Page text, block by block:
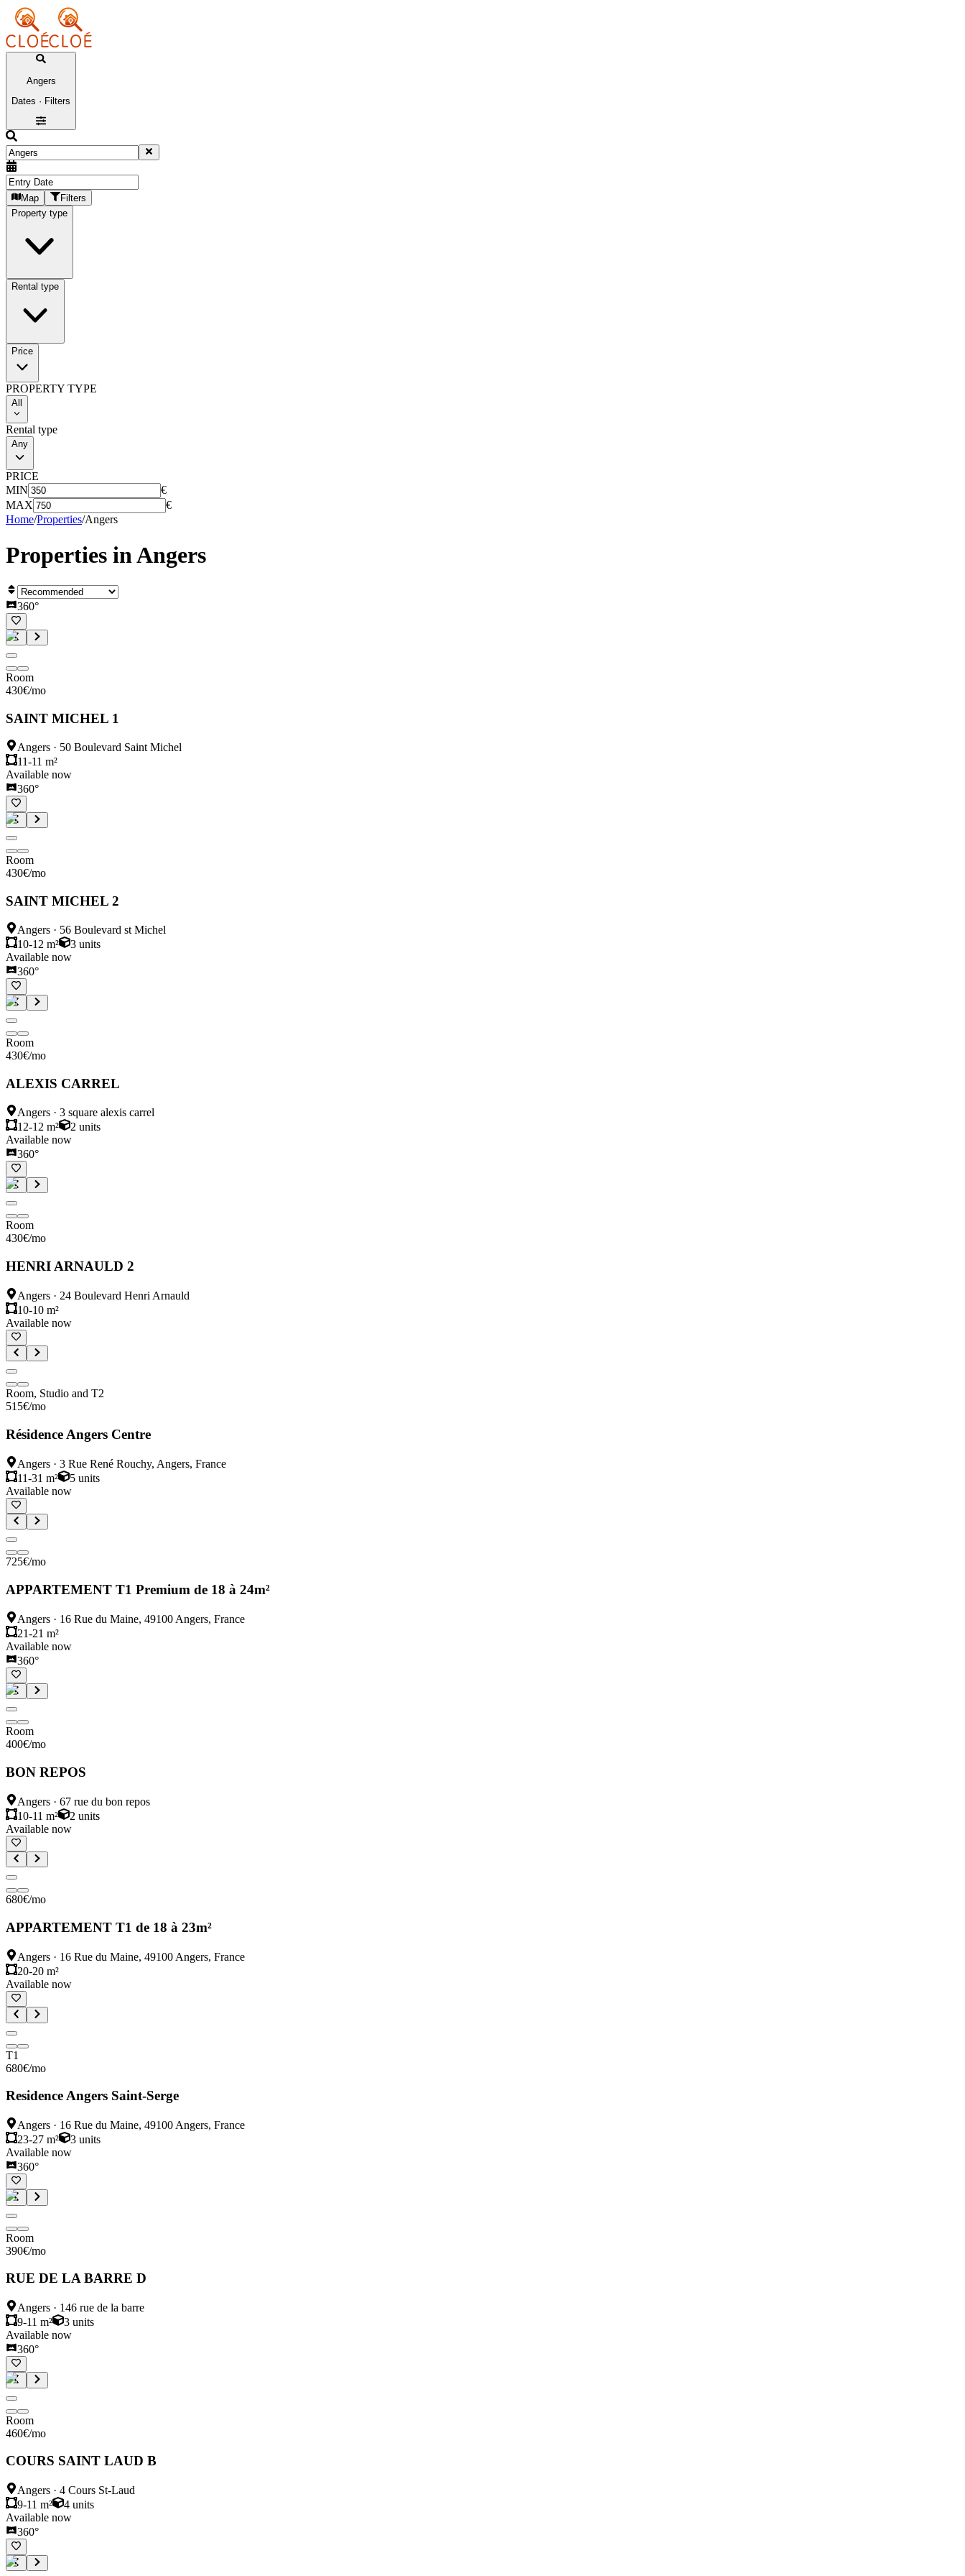
Angers
Dates · Filters
Map
Filters
Property type
Rental type
Price
PROPERTY TYPE
All
Rental type
Any
PRICE
MIN
€
MAX
€
Home/Properties/Angers
Properties inAngers
360°
Room
430€/mo
SAINT MICHEL 1
Angers · 50 Boulevard Saint Michel
11-11 m²
Available now
360°
Room
430€/mo
SAINT MICHEL 2
Angers · 56 Boulevard st Michel
10-12 m²
3 units
Available now
360°
Room
430€/mo
ALEXIS CARREL
Angers · 3 square alexis carrel
12-12 m²
2 units
Available now
360°
Room
430€/mo
HENRI ARNAULD 2
Angers · 24 Boulevard Henri Arnauld
10-10 m²
Available now
Room, Studio and T2
515€/mo
Résidence Angers Centre
Angers · 3 Rue René Rouchy, Angers, France
11-31 m²
5 units
Available now
725€/mo
APPARTEMENT T1 Premium de 18 à 24m²
Angers · 16 Rue du Maine, 49100 Angers, France
21-21 m²
Available now
360°
Room
400€/mo
BON REPOS
Angers · 67 rue du bon repos
10-11 m²
2 units
Available now
680€/mo
APPARTEMENT T1 de 18 à 23m²
Angers · 16 Rue du Maine, 49100 Angers, France
20-20 m²
Available now
T1
680€/mo
Residence Angers Saint-Serge
Angers · 16 Rue du Maine, 49100 Angers, France
23-27 m²
3 units
Available now
360°
Room
390€/mo
RUE DE LA BARRE D
Angers · 146 rue de la barre
9-11 m²
3 units
Available now
360°
Room
460€/mo
COURS SAINT LAUD B
Angers · 4 Cours St-Laud
9-11 m²
4 units
Available now
360°